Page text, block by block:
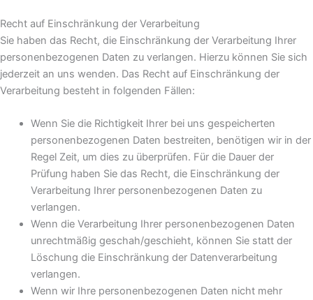
Recht auf Einschränkung der Verarbeitung
Sie haben das Recht, die Einschränkung der Verarbeitung Ihrer
personenbezogenen Daten zu verlangen. Hierzu können Sie sich
jederzeit an uns wenden. Das Recht auf Einschränkung der
Verarbeitung besteht in folgenden Fällen:
Wenn Sie die Richtigkeit Ihrer bei uns gespeicherten
personenbezogenen Daten bestreiten, benötigen wir in der
Regel Zeit, um dies zu überprüfen. Für die Dauer der
Prüfung haben Sie das Recht, die Einschränkung der
Verarbeitung Ihrer personenbezogenen Daten zu
verlangen.
Wenn die Verarbeitung Ihrer personenbezogenen Daten
unrechtmäßig geschah/geschieht, können Sie statt der
Löschung die Einschränkung der Datenverarbeitung
verlangen.
Wenn wir Ihre personenbezogenen Daten nicht mehr